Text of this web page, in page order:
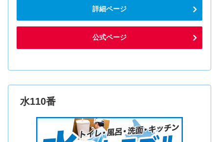
詳細ページ
公式ページ
水110番